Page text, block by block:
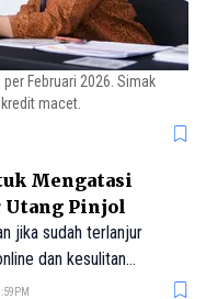
Februari 2026. Simak
macet.
Mengatasi
Utang Pinjol
jika sudah terlanjur
dan kesulitan
solusinya.